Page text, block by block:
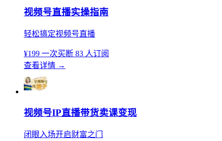
视频号直播实操指南
轻松搞定视频号直播
¥199 一次买断 83 人订阅
查看详情 →
视频号IP直播带货卖课变现
闭眼入场开启财富之门